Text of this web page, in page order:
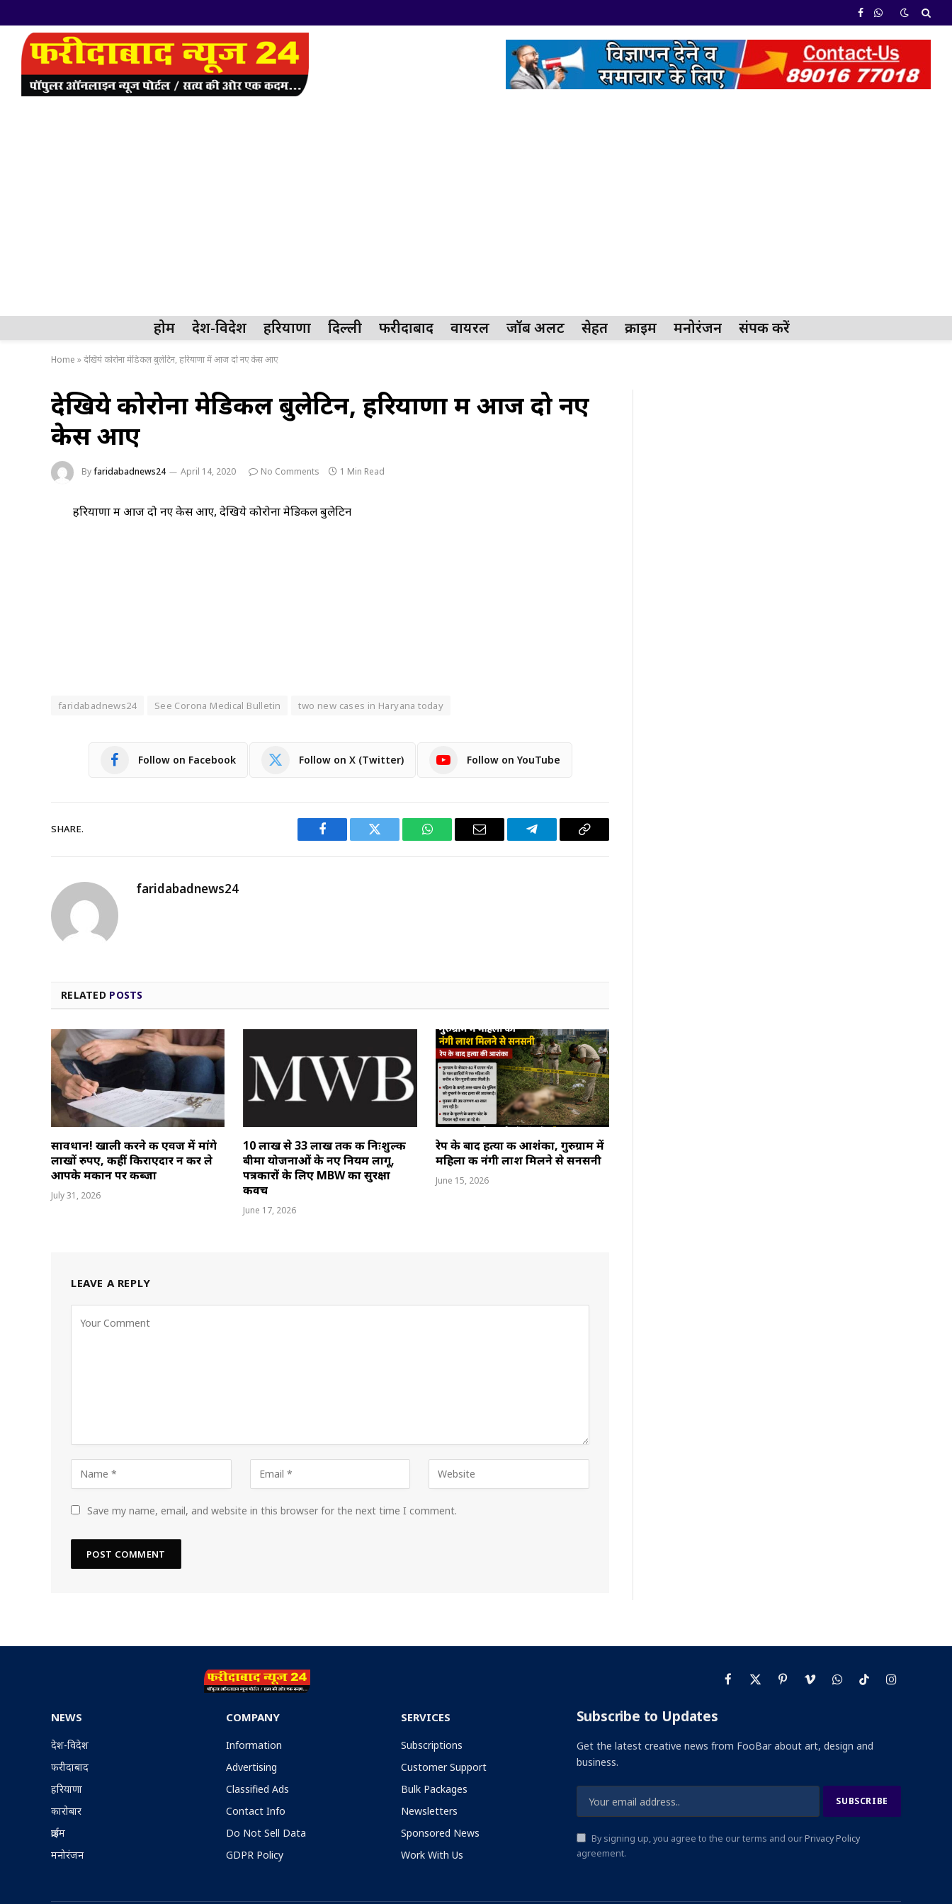
Facebook
WhatsApp
होम देश-विदेश हरियाणा दिल्ली फरीदाबाद वायरल जॉब अलर्ट सेहत क्राईम मनोरंजन संपर्क करें
Home »देखिये कोरोना मेडिकल बुलेटिन, हरियाणा में आज दो नए केस आए
देखिये कोरोना मेडिकल बुलेटिन, हरियाणा में आज दो नए
केस आए
Byfaridabadnews24 April 14, 2020 No Comments 1 Min Read
हरियाणा में आज दो नए केस आए, देखिये कोरोना मेडिकल बुलेटिन
faridabadnews24 See Corona Medical Bulletin two new cases in Haryana today
Follow on Facebook Follow on X (Twitter) Follow on YouTube
SHARE.
Facebook Twitter WhatsAppEmail Telegram Copy
faridabadnews24
RELATED POSTS
सावधान! खाली करने की एवज में मांगे
लाखों रुपए, कहीं किराएदार न कर ले
आपके मकान पर कब्जा
July 31, 2026
10 लाख से 33 लाख तक की निःशुल्क
बीमा योजनाओं के नए नियम लागू,
पत्रकारों के लिए MBW का सुरक्षा
कवच
June 17, 2026
रेप के बाद हत्या की आशंका, गुरुग्राम में
महिला की नंगी लाश मिलने से सनसनी
June 15, 2026
LEAVE A REPLY
Save my name, email, and website in this browser for the next time I comment.
Facebook
X
PinterestVimeoWhatsAppTikTokInstagram
NEWS
देश-विदेश
फरीदाबाद
हरियाणा
कारोबार
क्राईम
मनोरंजन
COMPANY
Information
Advertising
Classified Ads
Contact Info
Do Not Sell Data
GDPR Policy
SERVICES
Subscriptions
Customer Support
Bulk Packages
Newsletters
Sponsored News
Work With Us
Subscribe to Updates
Get the latest creative news from FooBar about art, design and
business.
By signing up, you agree to the our terms and ourPrivacy Policy
agreement.